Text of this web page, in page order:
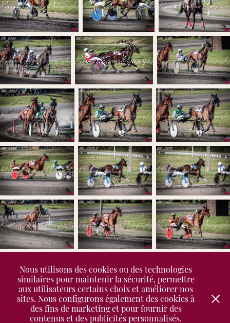
↑ Back to Top
Nous utilisons des cookies ou des technologies
similaires pour maintenir la sécurité, permettre
aux utilisateurs certains choix et améliorer nos
sites. Nous configurons également des cookies à
des fins de marketing et pour fournir des
contenus et des publicités personnalisés.